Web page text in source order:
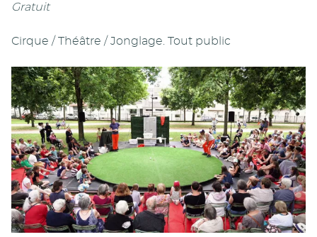
Gratuit
Cirque / Théâtre / Jonglage. Tout public